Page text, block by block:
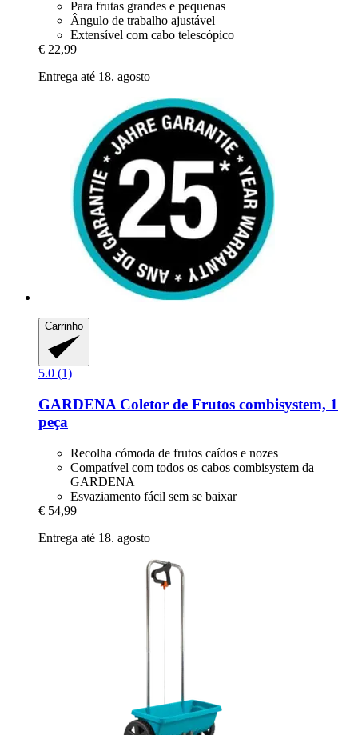
Para frutas grandes e pequenas
Ângulo de trabalho ajustável
Extensível com cabo telescópico
€ 22,99
Entrega até 18. agosto
Carrinho
5.0 (1)
GARDENA Coletor de Frutos combisystem, 1
peça
Recolha cómoda de frutos caídos e nozes
Compatível com todos os cabos combisystem da
GARDENA
Esvaziamento fácil sem se baixar
€ 54,99
Entrega até 18. agosto